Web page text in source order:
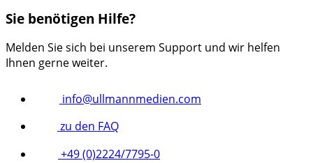
Sie benötigen Hilfe?
Melden Sie sich bei unserem Support und wir helfen
Ihnen gerne weiter.
info@ullmannmedien.com
zu den FAQ
+49 (0)2224/7795-0